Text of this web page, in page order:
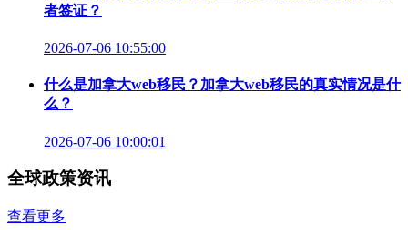
者签证？
2026-07-06 10:55:00
什么是加拿大web移民？加拿大web移民的真实情况是什
么？
2026-07-06 10:00:01
全球政策资讯
查看更多